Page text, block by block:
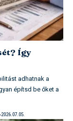
Így
adhatnak a
építsd be őket a
2026.07.05.